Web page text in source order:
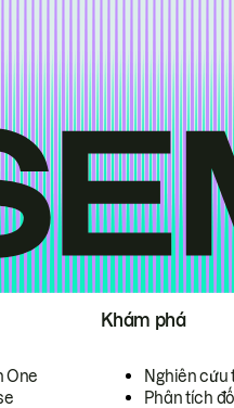
One
Khám phá
Nghiên cứu
Phân tích